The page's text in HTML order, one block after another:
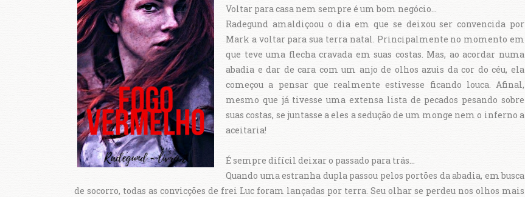
Voltar para casa nem sempre é um bom negócio...
Radegund amaldiçoou o dia em que se deixou ser convencida por
Mark a voltar para sua terra natal. Principalmente no momento em
que teve uma flecha cravada em suas costas. Mas, ao acordar numa
abadia e dar de cara com um anjo de olhos azuis da cor do céu, ela
começou a pensar que realmente estivesse ficando louca. Afinal,
mesmo que já tivesse uma extensa lista de pecados pesando sobre
suas costas, se juntasse a eles a sedução de um monge nem o inferno a
aceitaria!
É sempre difícil deixar o passado para trás...
Quando uma estranha dupla passou pelos portões da abadia, em busca
de socorro, todas as convicções de frei Luc foram lançadas por terra. Seu olhar se perdeu nos olhos mais